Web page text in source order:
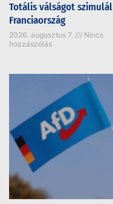
Totális válságot szimulál
Franciaország
2026. augusztus 7.
Nincs
hozzászólás